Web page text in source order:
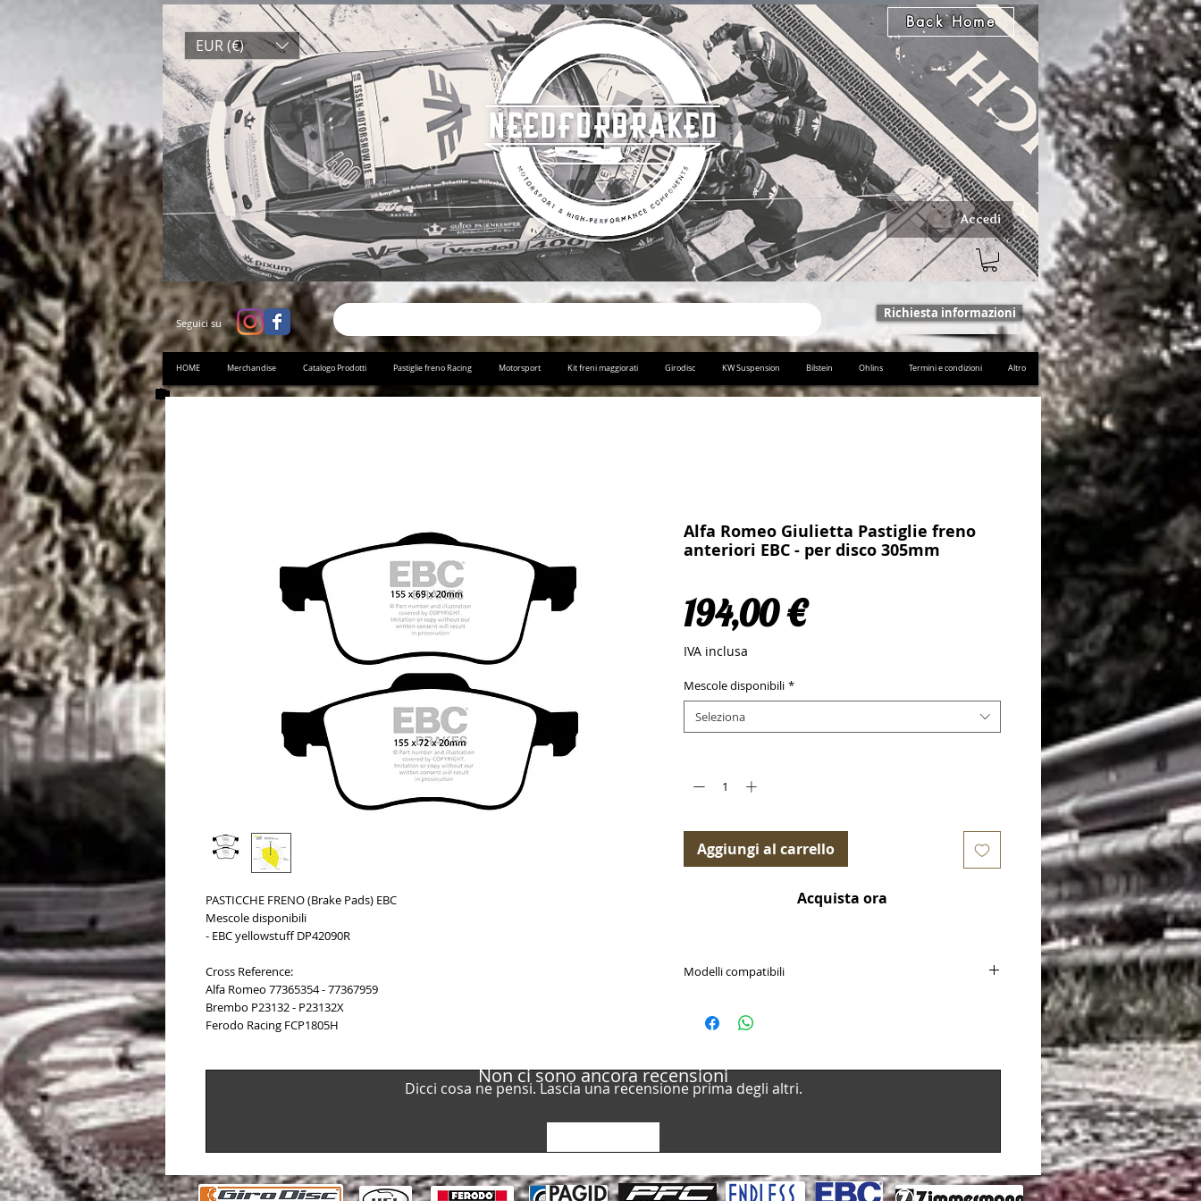
EUR (€)
Back Home
Accedi
Seguici su
Richiesta informazioni
HOME Merchandise Catalogo Prodotti Pastiglie freno Racing Motorsport Kit freni maggiorati Girodisc KW Suspension Bilstein Ohlins Termini e condizioni Altro
PASTICCHE FRENO (Brake Pads) EBC
Mescole disponibili
- EBC yellowstuff DP42090R
Cross Reference:
Alfa Romeo 77365354 - 77367959
Brembo P23132 - P23132X
Ferodo Racing FCP1805H
Alfa Romeo Giulietta Pastiglie freno
anteriori EBC - per disco 305mm
194,00 €Prezzo
IVA inclusa
Mescole disponibili *
Seleziona
Aggiungi al carrello
Acquista ora
Modelli compatibili
Disponibili per (Available fo
Alfa Romeo / Giulietta (3rd Gen) 2010-2020 / Hatchback
(940) 2010-2020 / Giulietta 2.0 TD 2010-2020
Non ci sono ancora recensioni
Dicci cosa ne pensi. Lascia una recensione prima degli altri.